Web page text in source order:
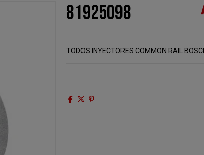
81925098
TODOS INYECTORES COMMON RAIL